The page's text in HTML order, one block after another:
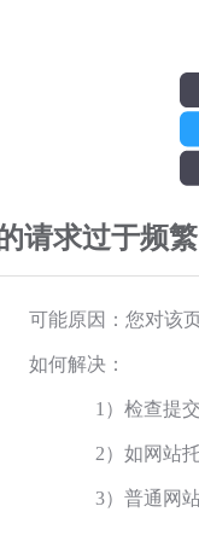
请求过于频
可能原因：您对该
如何解决：
1）检查提
2）如网站
3）普通网